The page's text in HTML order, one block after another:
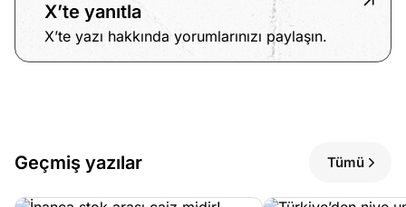
X’te yanıtla
X’te yazı hakkında yorumlarınızı paylaşın.
Geçmiş yazılar Tümü